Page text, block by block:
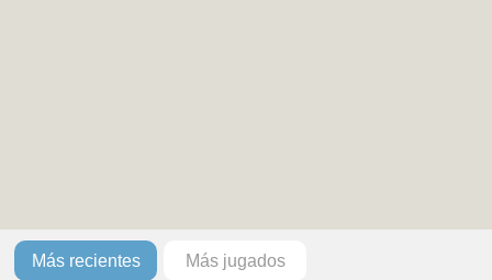
Más recientes Más jugados